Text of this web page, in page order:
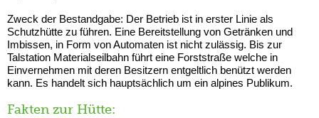
Zweck der Bestandgabe: Der Betrieb ist in erster Linie als
Schutzhütte zu führen. Eine Bereitstellung von Getränken und
Imbissen, in Form von Automaten ist nicht zulässig. Bis zur
Talstation Materialseilbahn führt eine Forststraße welche in
Einvernehmen mit deren Besitzern entgeltlich benützt werden
kann. Es handelt sich hauptsächlich um ein alpines Publikum.
Fakten zur Hütte: